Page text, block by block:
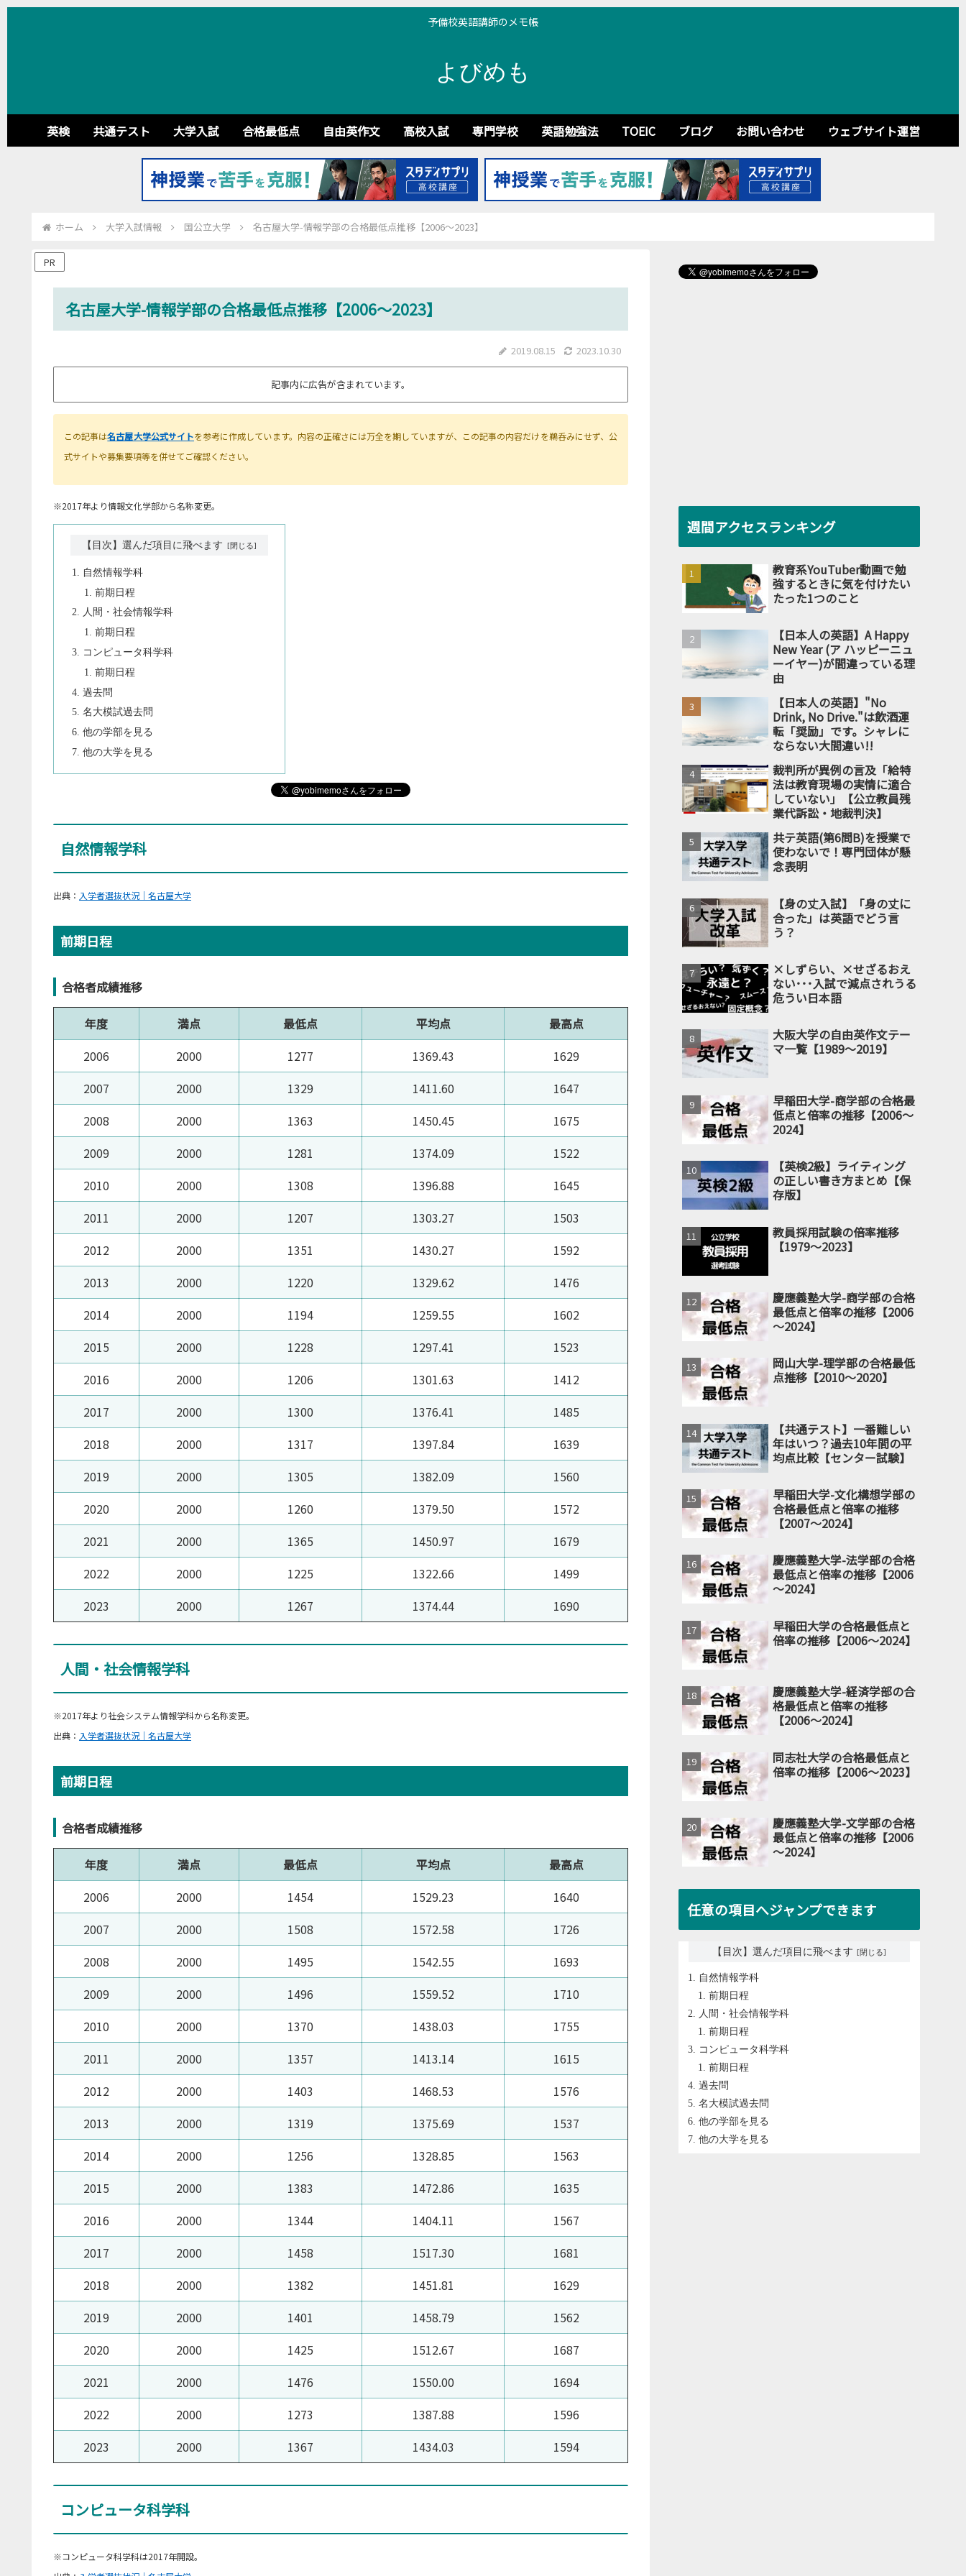
予備校英語講師のメモ帳
よびめも
英検 共通テスト 大学入試 合格最低点 自由英作文 高校入試 専門学校 英語勉強法 TOEIC ブログ お問い合わせ ウェブサイト運営
ホーム 大学入試情報 国公立大学 名古屋大学-情報学部の合格最低点推移【2006～2023】
PR
名古屋大学-情報学部の合格最低点推移【2006～2023】
2019.08.15 2023.10.30
記事内に広告が含まれています。
この記事は名古屋大学公式サイトを参考に作成しています。内容の正確さには万全を期していますが、この記事の内容だけを鵜呑みにせず、公
式サイトや募集要項等を併せてご確認ください。
※2017年より情報文化学部から名称変更。
【目次】選んだ項目に飛べます
自然情報学科
前期日程
人間・社会情報学科
前期日程
コンピュータ科学科
前期日程
過去問
名大模試過去問
他の学部を見る
他の大学を見る
自然情報学科
出典： 入学者選抜状況｜名古屋大学
前期日程
合格者成績推移
年度 満点 最低点 平均点
最高点
2006
2000 1277 1369.43
1629
2007
2000 1329 1411.60
1647
2008
2000 1363 1450.45
1675
2009
2000 1281 1374.09
1522
2010
2000 1308 1396.88
1645
2011
2000 1207 1303.27
1503
2012
2000 1351 1430.27
1592
2013
2000 1220 1329.62
1476
2014
2000 1194 1259.55
1602
2015
2000 1228 1297.41
1523
2016
2000 1206 1301.63
1412
2017
2000 1300 1376.41
1485
2018
2000 1317 1397.84
1639
2019
2000 1305 1382.09
1560
2020
2000 1260 1379.50
1572
2021
2000 1365 1450.97
1679
2022
2000 1225 1322.66
1499
2023
2000 1267 1374.44 1690
人間・社会情報学科
※2017年より社会システム情報学科から名称変更。
出典： 入学者選抜状況｜名古屋大学
前期日程
合格者成績推移
年度 満点 最低点 平均点
最高点
2006
2000 1454 1529.23
1640
2007
2000 1508 1572.58
1726
2008
2000 1495 1542.55
1693
2009
2000 1496 1559.52
1710
2010
2000 1370 1438.03
1755
2011
2000 1357 1413.14
1615
2012
2000 1403 1468.53
1576
2013
2000 1319 1375.69
1537
2014
2000 1256 1328.85
1563
2015
2000 1383 1472.86
1635
2016
2000 1344 1404.11
1567
2017
2000 1458 1517.30
1681
2018
2000 1382 1451.81
1629
2019
2000 1401 1458.79
1562
2020
2000 1425 1512.67
1687
2021
2000 1476 1550.00
1694
2022
2000 1273 1387.88
1596
2023
2000 1367 1434.03 1594
コンピュータ科学科
※コンピュータ科学科は2017年開設。
週間アクセスランキング
教育系YouTuber動画で勉
強するときに気を付けたい
たった1つのこと
【日本人の英語】A Happy
New Year (ア ハッピーニュ
ーイヤー)が間違っている理
由
【日本人の英語】"No
Drink, No Drive."は飲酒運
転「奨励」です。シャレに
ならない大間違い!!
裁判所が異例の言及「給特
法は教育現場の実情に適合
していない」【公立教員残
業代訴訟・地裁判決】
共テ英語(第6問B)を授業で
使わないで！専門団体が懸
念表明
【身の丈入試】「身の丈に
合った」は英語でどう言
う？
×しずらい、×せざるおえ
ない･･･入試で減点されうる
危うい日本語
大阪大学の自由英作文テー
マ一覧【1989～2019】
早稲田大学-商学部の合格最
低点と倍率の推移【2006～
2024】
【英検2級】ライティング
の正しい書き方まとめ【保
存版】
教員採用試験の倍率推移
【1979～2023】
慶應義塾大学-商学部の合格
最低点と倍率の推移【2006
～2024】
岡山大学-理学部の合格最低
点推移【2010～2020】
【共通テスト】一番難しい
年はいつ？過去10年間の平
均点比較【センター試験】
早稲田大学-文化構想学部の
合格最低点と倍率の推移
【2007～2024】
慶應義塾大学-法学部の合格
最低点と倍率の推移【2006
～2024】
早稲田大学の合格最低点と
倍率の推移【2006～2024】
慶應義塾大学-経済学部の合
格最低点と倍率の推移
【2006～2024】
同志社大学の合格最低点と
倍率の推移【2006～2023】
慶應義塾大学-文学部の合格
最低点と倍率の推移【2006
～2024】
任意の項目へジャンプできます
【目次】選んだ項目に飛べます
自然情報学科
前期日程
人間・社会情報学科
前期日程
コンピュータ科学科
前期日程
過去問
名大模試過去問
他の学部を見る
他の大学を見る